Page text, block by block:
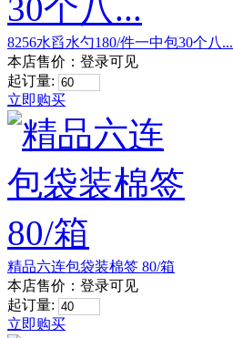
8256水舀水勺180/件一中包30个八...
本店售价： 登录可见
起订量:
立即购买
精品六连包袋装棉签 80/箱
本店售价： 登录可见
起订量:
立即购买